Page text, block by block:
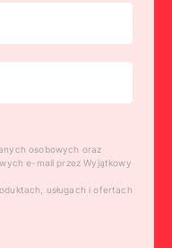
osobowych oraz
e-mail przez Wyjątkowy
usługach i ofertach